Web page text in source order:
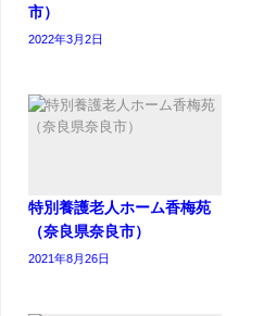
市）
2022年3月2日
特別養護老人ホーム香梅苑
（奈良県奈良市）
2021年8月26日